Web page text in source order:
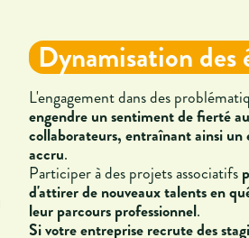
Dynamisation des
L'engagement dans des
engendre un sentiment de fierté
collaborateurs, entraînant ainsi un
accru.
Participer à des projets associatifs
d'attirer de nouveaux talents en
leur parcours professionnel.
Si votre entreprise recrute des